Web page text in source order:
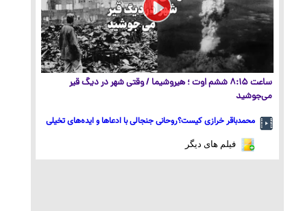
ساعت ۸:۱۵ ششم اوت ؛ هیروشیما / وقتی شهر در دیگ قیر
می‌جوشید
محمدباقر خرازی کیست؟روحانی جنجالی با ادعاها و ایده‌های تخیلی
فیلم های دیگر